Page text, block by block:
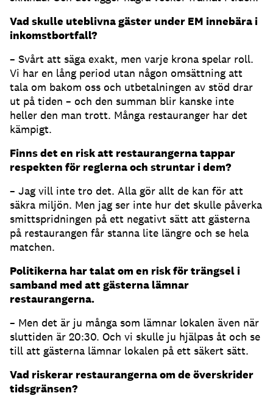
Vad skulle uteblivna gäster under EM innebära i
inkomstbortfall?
– Svårt att säga exakt, men varje krona spelar roll.
Vi har en lång period utan någon omsättning att
tala om bakom oss och utbetalningen av stöd drar
ut på tiden – och den summan blir kanske inte
heller den man trott. Många restauranger har det
kämpigt.
Finns det en risk att restaurangerna tappar
respekten för reglerna och struntar i dem?
– Jag vill inte tro det. Alla gör allt de kan för att
säkra miljön. Men jag ser inte hur det skulle påverka
smittspridningen på ett negativt sätt att gästerna
på restaurangen får stanna lite längre och se hela
matchen.
Politikerna har talat om en risk för trängsel i
samband med att gästerna lämnar
restaurangerna.
­– Men det är ju många som lämnar lokalen även när
sluttiden är 20:30. Och vi skulle ju hjälpas åt och se
till att gästerna lämnar lokalen på ett säkert sätt.
Vad riskerar restaurangerna om de överskrider
tidsgränsen?